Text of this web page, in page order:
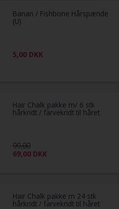
Banan / Fishbone Hårspænde
(U)
5,00 DKK
Hair Chalk pakke m/ 6 stk
hårkridt / farvekridt til håret
99,00
69,00 DKK
Hair Chalk pakke m 24 stk
hårkridt / farvekridt til håret